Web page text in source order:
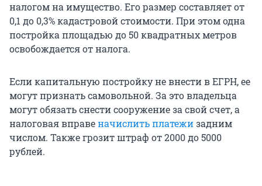
налогом на имущество. Его размер составляет от
0,1 до 0,3% кадастровой стоимости. При этом одна
постройка площадью до 50 квадратных метров
освобождается от налога.
Если капитальную постройку не внести в ЕГРН, ее
могут признать самовольной. За это владельца
могут обязать снести сооружение за свой счет, а
налоговая вправеначислить платежизадним
числом. Также грозит штраф от 2000 до 5000
рублей.